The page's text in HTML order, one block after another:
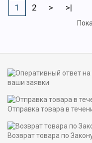
1 2 > >|
ваши заявки
Отправка товара в
Возврат товара по